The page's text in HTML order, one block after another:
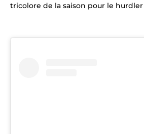
tricolore de la saison pour le hurdler